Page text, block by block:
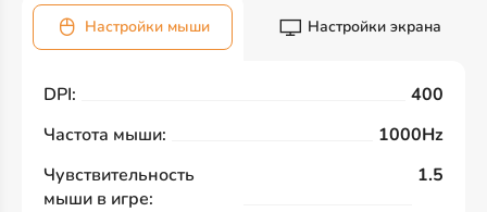
Настройки мыши Настройки экрана
DPI:
400
Частота мыши:
1000Hz
Чувствительность
мыши в игре:
1.5